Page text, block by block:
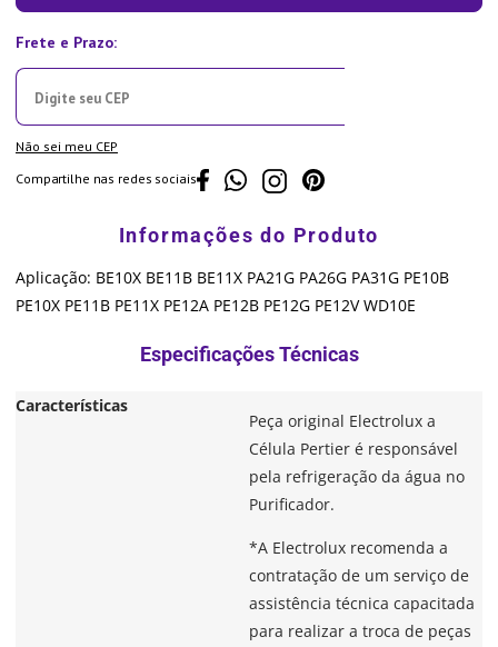
Não sei meu CEP
Compartilhe nas redes sociais
Aplicação: BE10X BE11B BE11X PA21G PA26G PA31G PE10B
PE10X PE11B PE11X PE12A PE12B PE12G PE12V WD10E
Características
Peça original Electrolux a
Célula Pertier é responsável
pela refrigeração da água no
Purificador.
*A Electrolux recomenda a
contratação de um serviço de
assistência técnica capacitada
para realizar a troca de peças